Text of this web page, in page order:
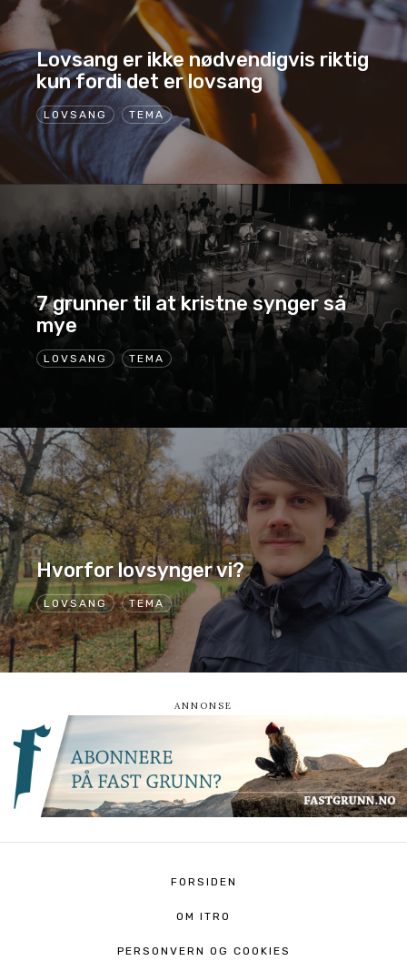
LOVSANG TEMA
Lovsang er ikke nødvendigvis riktig
kun fordi det er lovsang
LOVSANG TEMA
7 grunner til at kristne synger så
mye
LOVSANG TEMA
Hvorfor lovsynger vi?
FORSIDEN
OM ITRO
PERSONVERN OG COOKIES